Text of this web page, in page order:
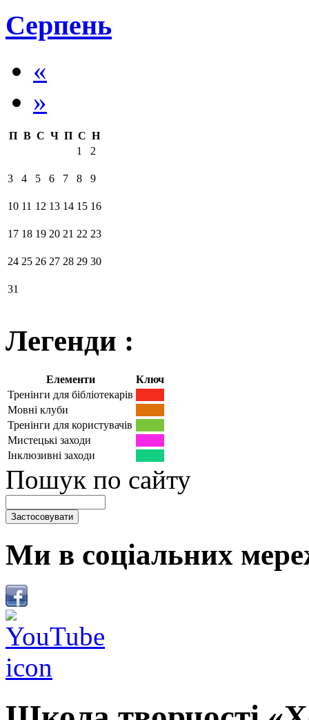
Серпень
«
»
П В С Ч П С Н
1
2
3 4 5 6 7 8 9
10 11 12 13 14 15 16
17 18 19 20 21 22 23
24 25 26 27 28 29 30
31
Легенди :
Елементи
Ключ
Тренінги для бібліотекарів
Мовні клуби
Тренінги для користувачів
Мистецькі заходи
Інклюзивні заходи
Пошук по сайту
Ми в соціальних